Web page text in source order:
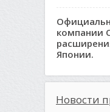
компании
Японии.
Новости